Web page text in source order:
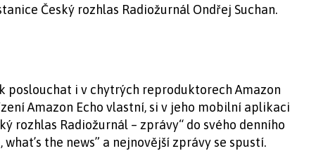
Český rozhlas Radiožurnál Ondřej Suchan.
poslouchat i v chytrých reproduktorech Amazon
Amazon Echo vlastní, si v jeho mobilní aplikaci
rozhlas Radiožurnál – zprávy“ do svého denního
the news” a nejnovější zprávy se spustí.